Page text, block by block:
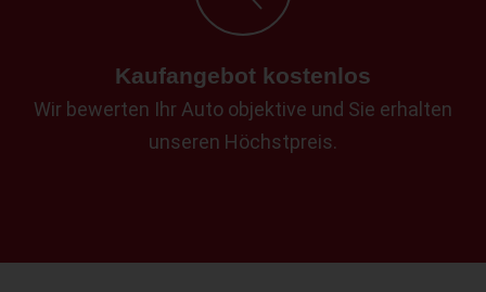
Kaufangebot kostenlos
Wir bewerten Ihr Auto objektive und Sie erhalten
unseren Höchstpreis.